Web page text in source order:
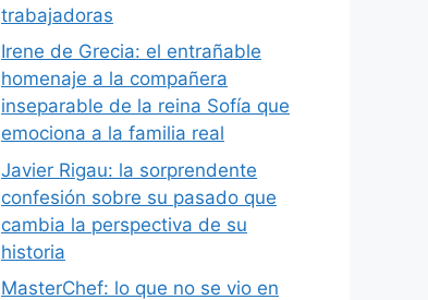
trabajadoras
Irene de Grecia: el entrañable
homenaje a la compañera
inseparable de la reina Sofía que
emociona a la familia real
Javier Rigau: la sorprendente
confesión sobre su pasado que
cambia la perspectiva de su
historia
MasterChef: lo que no se vio en